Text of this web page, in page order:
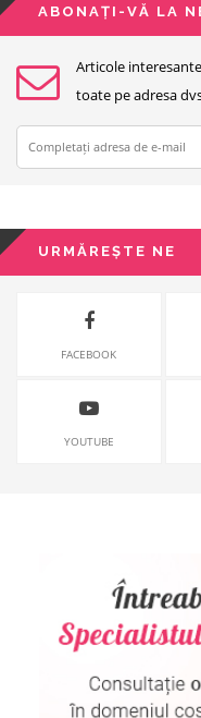
ABONAȚI-VĂ LA
Articole
toate pe adresa
URMĂREȘTE NE
FACEBOOK
YOUTUBE